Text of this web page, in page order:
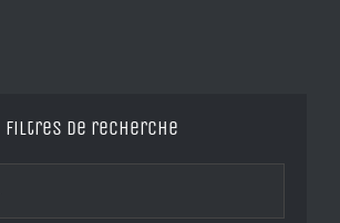
Filtres de recherche